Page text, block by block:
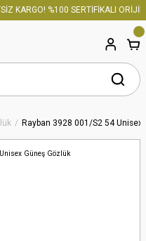
KARGO! %100 SERTİFİKALI
Rayban 3928 001/S2 54 Unisex